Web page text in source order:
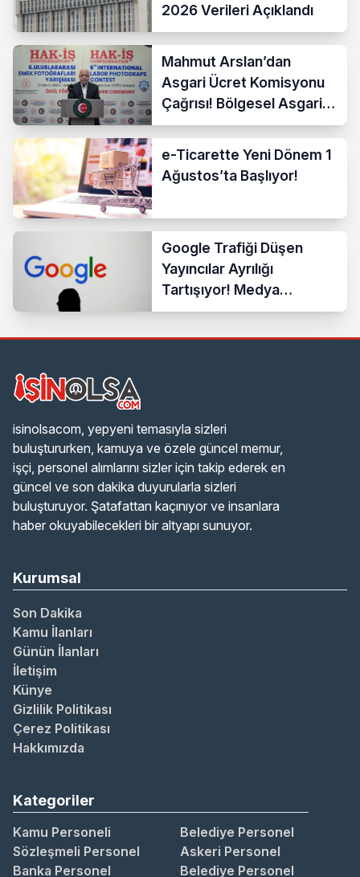
2026 Verileri Açıklandı
Mahmut Arslan’dan
Asgari Ücret Komisyonu
Çağrısı! Bölgesel Asgari
Ücrete Sert Tepki
e-Ticarette Yeni Dönem 1
Ağustos’ta Başlıyor!
Google Trafiği Düşen
Yayıncılar Ayrılığı
Tartışıyor! Medya
Sektöründe Yeni Dönem
isinolsacom, yepyeni temasıyla sizleri
buluştururken, kamuya ve özele güncel memur,
işçi, personel alımlarını sizler için takip ederek en
güncel ve son dakika duyurularla sizleri
buluşturuyor. Şatafattan kaçınıyor ve insanlara
haber okuyabilecekleri bir altyapı sunuyor.
Kurumsal
Son Dakika
Kamu İlanları
Günün İlanları
İletişim
Künye
Gizlilik Politikası
Çerez Politikası
Hakkımızda
Kategoriler
Kamu Personeli
Belediye Personel
Sözleşmeli Personel
Askeri Personel
Banka Personel
Belediye Personel